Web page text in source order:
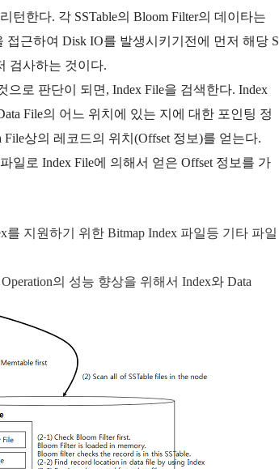
턴한다. 각 SSTable의 Bloom Filter의 데이타는
접근하여 Disk IO를 발생시키기전에 먼저 해당 S
검사하는 것이다.
으로 판단이 되면, Index File을 검색한다. Index
File의 어느 위치에 있는 지에 대한 포인팅 정
File상의 레코드의 위치(Offset 정보)를 얻는다.
일로 Index File에 의해서 얻은 Offset 정보를 가
를 지원하기 위한 Bitmap Index 파일등 기타 파일
의 성능 향상을 위해서 Index와 Data